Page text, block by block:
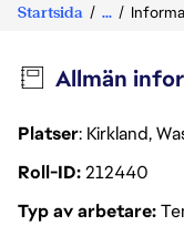
Startsida ...
Allmän
Platser: Kirkland,
Roll-ID212440
Typ av arbetare